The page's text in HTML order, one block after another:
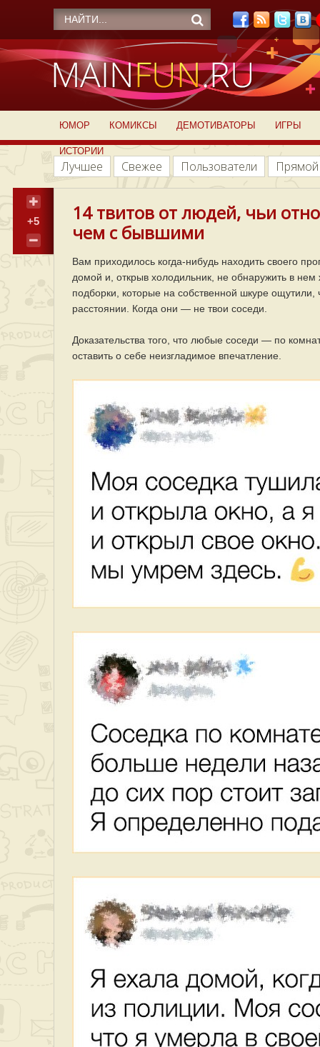
ЮМОР КОМИКСЫ ДЕМОТИВАТОРЫ ИГРЫ
ИСТОРИИ
Лучшее Свежее Пользователи
+5
14 твитов от людей, чьи
чем с бывшими
Вам приходилось когда-нибудь находить своего
домой и, открыв холодильник, не обнаружить в
подборки, которые на собственной шкуре
расстоянии. Когда они — не твои соседи.
Доказательства того, что любые соседи — по
оставить о себе неизгладимое впечатление.